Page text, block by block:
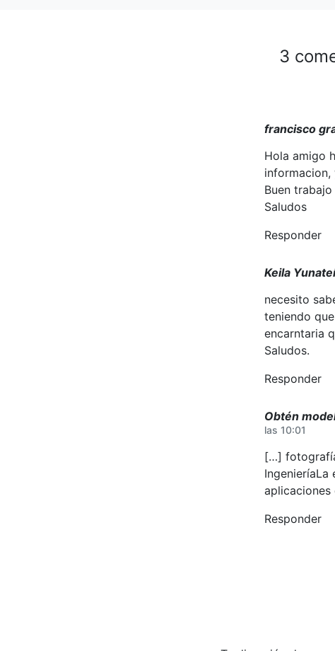
3
francisco
Hola amigo
informacion,
Buen trabajo
Saludos
Responder
Keila
necesito
teniendo
encarntaria
Saludos.
Responder
Obtén
las 10:01
[…]
Responder